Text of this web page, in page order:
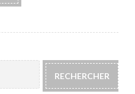
RECHERCHER